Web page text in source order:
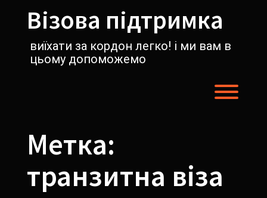
содержимомуВізова підтримка
виїхати за кордон легко! і ми вам в
цьому допоможемо
Метка:
транзитна віза